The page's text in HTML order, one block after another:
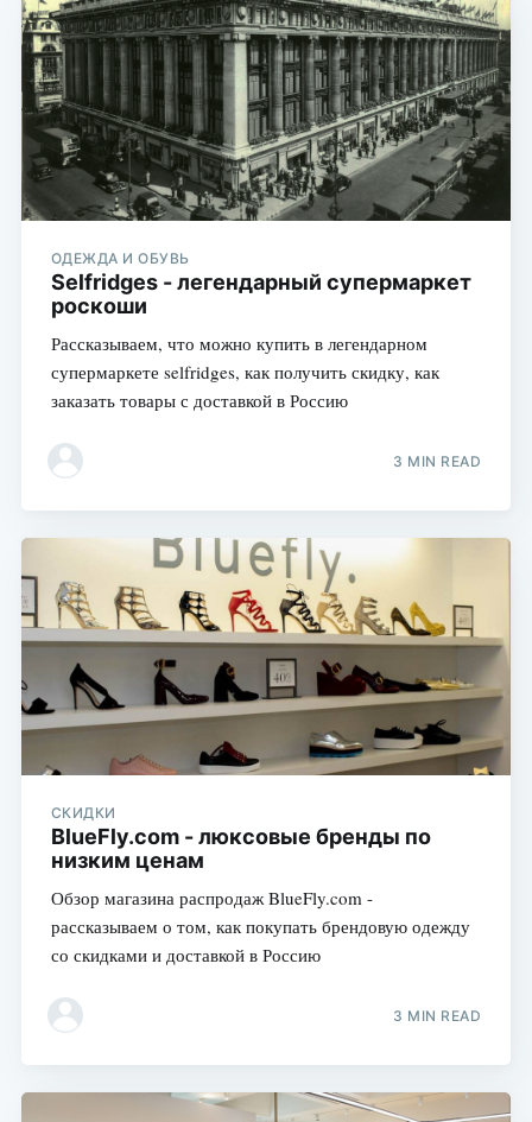
ОДЕЖДА И ОБУВЬ
Selfridges - легендарный супермаркет
роскоши
Рассказываем, что можно купить в легендарном
супермаркете selfridges, как получить скидку, как
заказать товары с доставкой в Россию
3 MIN READ
СКИДКИ
BlueFly.com - люксовые бренды по
низким ценам
Обзор магазина распродаж BlueFly.com -
рассказываем о том, как покупать брендовую одежду
со скидками и доставкой в Россию
3 MIN READ